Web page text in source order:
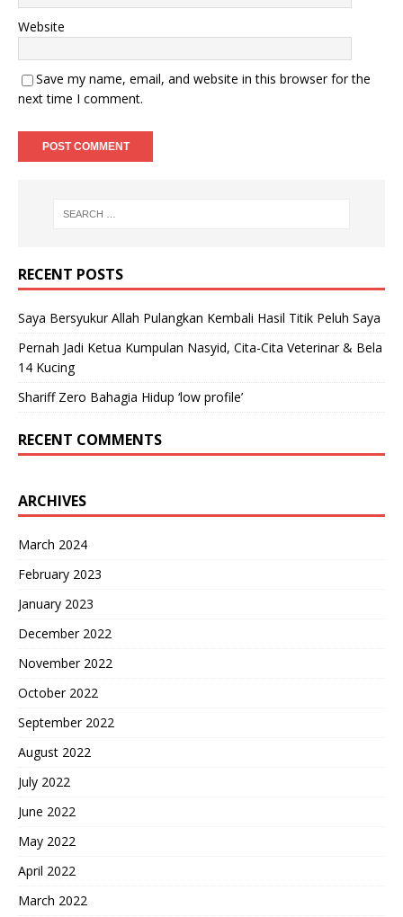
Website
Save my name, email, and website in this browser for the
next time I comment.
RECENT POSTS
Saya Bersyukur Allah Pulangkan Kembali Hasil Titik Peluh Saya
Pernah Jadi Ketua Kumpulan Nasyid, Cita-Cita Veterinar & Bela
14 Kucing
Shariff Zero Bahagia Hidup ‘low profile’
RECENT COMMENTS
ARCHIVES
March 2024
February 2023
January 2023
December 2022
November 2022
October 2022
September 2022
August 2022
July 2022
June 2022
May 2022
April 2022
March 2022